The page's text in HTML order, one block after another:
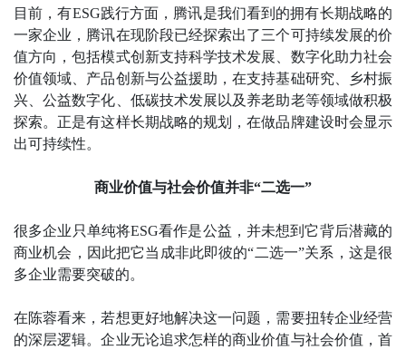
目前，有ESG践行方面，腾讯是我们看到的拥有长期战略的
一家企业，腾讯在现阶段已经探索出了三个可持续发展的价
值方向，包括模式创新支持科学技术发展、数字化助力社会
价值领域、产品创新与公益援助，在支持基础研究、乡村振
兴、公益数字化、低碳技术发展以及养老助老等领域做积极
探索。正是有这样长期战略的规划，在做品牌建设时会显示
出可持续性。
商业价值与社会价值并非“二选一”
很多企业只单纯将ESG看作是公益，并未想到它背后潜藏的
商业机会，因此把它当成非此即彼的“二选一”关系，这是很
多企业需要突破的。
在陈蓉看来，若想更好地解决这一问题，需要扭转企业经营
的深层逻辑。企业无论追求怎样的商业价值与社会价值，首